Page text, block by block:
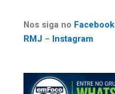
Nos siga no Facebook
RMJ – Instagram